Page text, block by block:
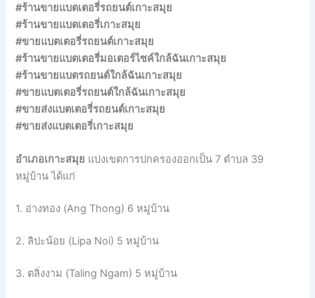
#ร้านขายแบตเตอรี่รถยนต์เกาะสมุย
#ร้านขายแบตเตอรี่เกาะสมุย
#ขายแบตเตอรี่รถยนต์เกาะสมุย
#ร้านขายแบตเตอรี่มอเตอร์ไซค์ใกล้ฉันเกาะสมุย
#ร้านขายแบตรถยนต์ใกล้ฉันเกาะสมุย
#ขายแบตเตอรี่รถยนต์ใกล้ฉันเกาะสมุย
#ขายส่งแบตเตอรี่รถยนต์เกาะสมุย
#ขายส่งแบตเตอรี่เกาะสมุย
อำเภอเกาะสมุย แบ่งเขตการปกครองออกเป็น 7 ตำบล 39
หมู่บ้าน ได้แก่
1. อ่างทอง (Ang Thong) 6 หมู่บ้าน
2. ลิปะน้อย (Lipa Noi) 5 หมู่บ้าน
3. ตลิ่งงาม (Taling Ngam) 5 หมู่บ้าน